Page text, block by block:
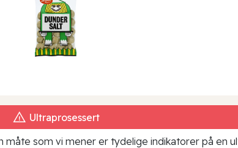
Ultraprosessert
som vi mener er tydelige indikatorer på en